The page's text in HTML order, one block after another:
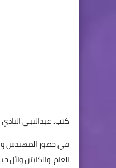
كتب.. عبدالنبى النادي
في حضور المهندس
العام والكابتن وائل